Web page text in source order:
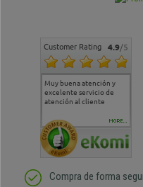
Customer Rating 4.9/5
Muy buena atención y
excelente servicio de
atención al cliente
MORE...
Compra de forma